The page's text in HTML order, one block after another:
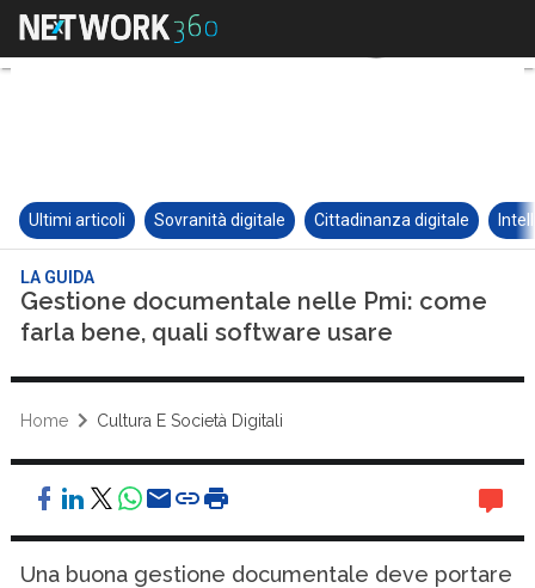
Ultimi articoli Sovranità digitale Cittadinanza digitale
LA GUIDA
Gestione documentale nelle Pmi: come
farla bene, quali software usare
Home Cultura E Società Digitali
Una buona gestione documentale deve portare